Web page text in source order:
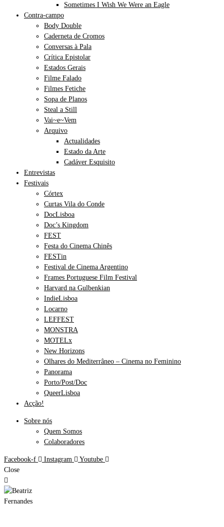
Sometimes I Wish We Were an Eagle
Contra-campo
Body Double
Caderneta de Cromos
Conversas à Pala
Crítica Epistolar
Estados Gerais
Filme Falado
Filmes Fetiche
Sopa de Planos
Steal a Still
Vai~e~Vem
Arquivo
Actualidades
Estado da Arte
Cadáver Esquisito
Entrevistas
Festivais
Córtex
Curtas Vila do Conde
DocLisboa
Doc’s Kingdom
FEST
Festa do Cinema Chinês
FESTin
Festival de Cinema Argentino
Frames Portuguese Film Festival
Harvard na Gulbenkian
IndieLisboa
Locarno
LEFFEST
MONSTRA
MOTELx
New Horizons
Olhares do Mediterrâneo – Cinema no Feminino
Panorama
Porto/Post/Doc
QueerLisboa
Acção!
Sobre nós
Quem Somos
Colaboradores
Facebook-f Instagram
Youtube
Close